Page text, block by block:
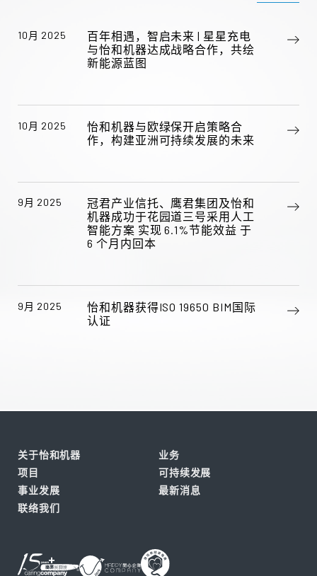
10月 2025
百年相遇，智启未来 | 星星充电
与怡和机器达成战略合作，共绘
新能源蓝图
10月 2025
怡和机器与欧绿保开启策略合
作，构建亚洲可持续发展的未来
9月 2025
冠君产业信托、鹰君集团及怡和
机器成功于花园道三号采用人工
智能方案 实现 6.1%节能效益 于
6 个月内回本
9月 2025
怡和机器获得ISO 19650 BIM国际
认证
关于怡和机器
业务
项目
可持续发展
事业发展
最新消息
联络我们